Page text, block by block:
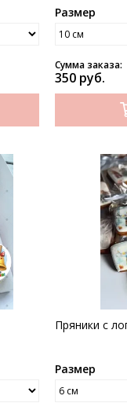
Размер
Сумма заказа:
350 руб.
Пряники с
Размер